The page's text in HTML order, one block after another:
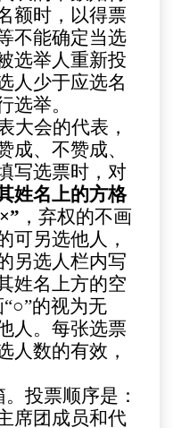
额时，以得票
不能确定当选
选举人重新投
人少于应选名
选举。
大会的代表，
成、不赞成、
写选票时，对
姓名上的方格
，弃权的不画
可另选他人，
另选人栏内写
姓名上方的空
的视为无
人。每张选票
人数的有效，
投票顺序是：
席团成员和代